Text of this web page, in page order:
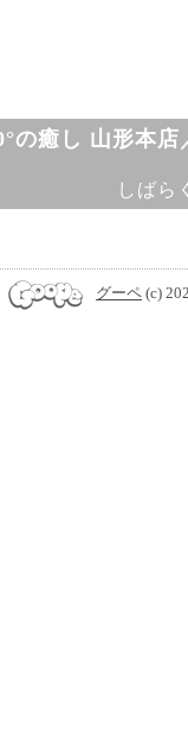
の癒し 山形本
しばら
グーペ (c)